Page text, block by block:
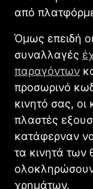
από
Όμως επειδή
συναλλαγές
παραγόντων
προσωρινό
κινητό σας, οι
πλαστές
κατάφερναν
τα κινητά των
ολοκληρώσουν
χρημάτων.